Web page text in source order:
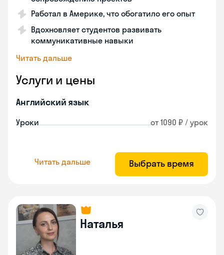
Работал в Америке, что обогатило его опыт
Вдохновляет студентов развивать
коммуникативные навыки
Читать дальше
Услуги и цены
Английский язык
Уроки от 1090 ₽ / урок
Читать дальше Выбрать время
Наталья